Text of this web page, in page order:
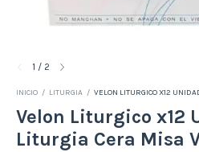
1 / 2
INICIO / LITURGIA / VELON LITURGICO X12
Velon Liturgico x12
Liturgia Cera Misa